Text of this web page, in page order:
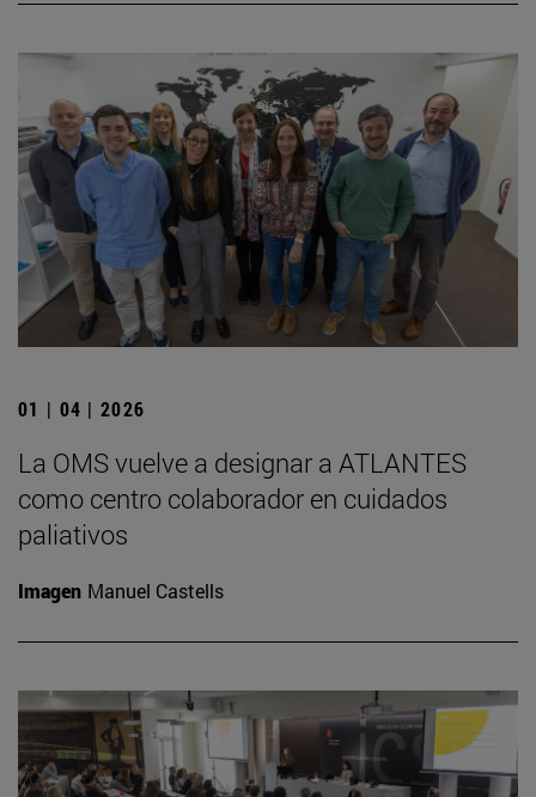
01 | 04 | 2026
La OMS vuelve a designar a ATLANTES
como centro colaborador en cuidados
paliativos
Imagen Manuel Castells